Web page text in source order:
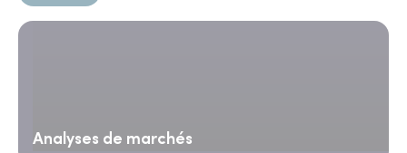
Analyses de marchés